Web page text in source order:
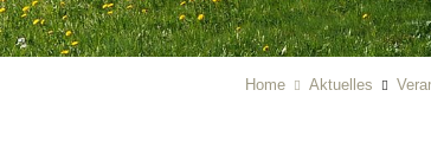
Home Aktuelles